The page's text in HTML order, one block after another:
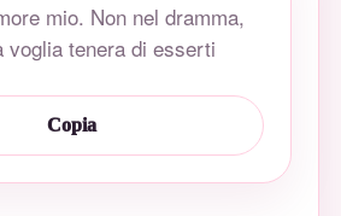
mio. Non nel dramma,
voglia tenera di esserti
Copia